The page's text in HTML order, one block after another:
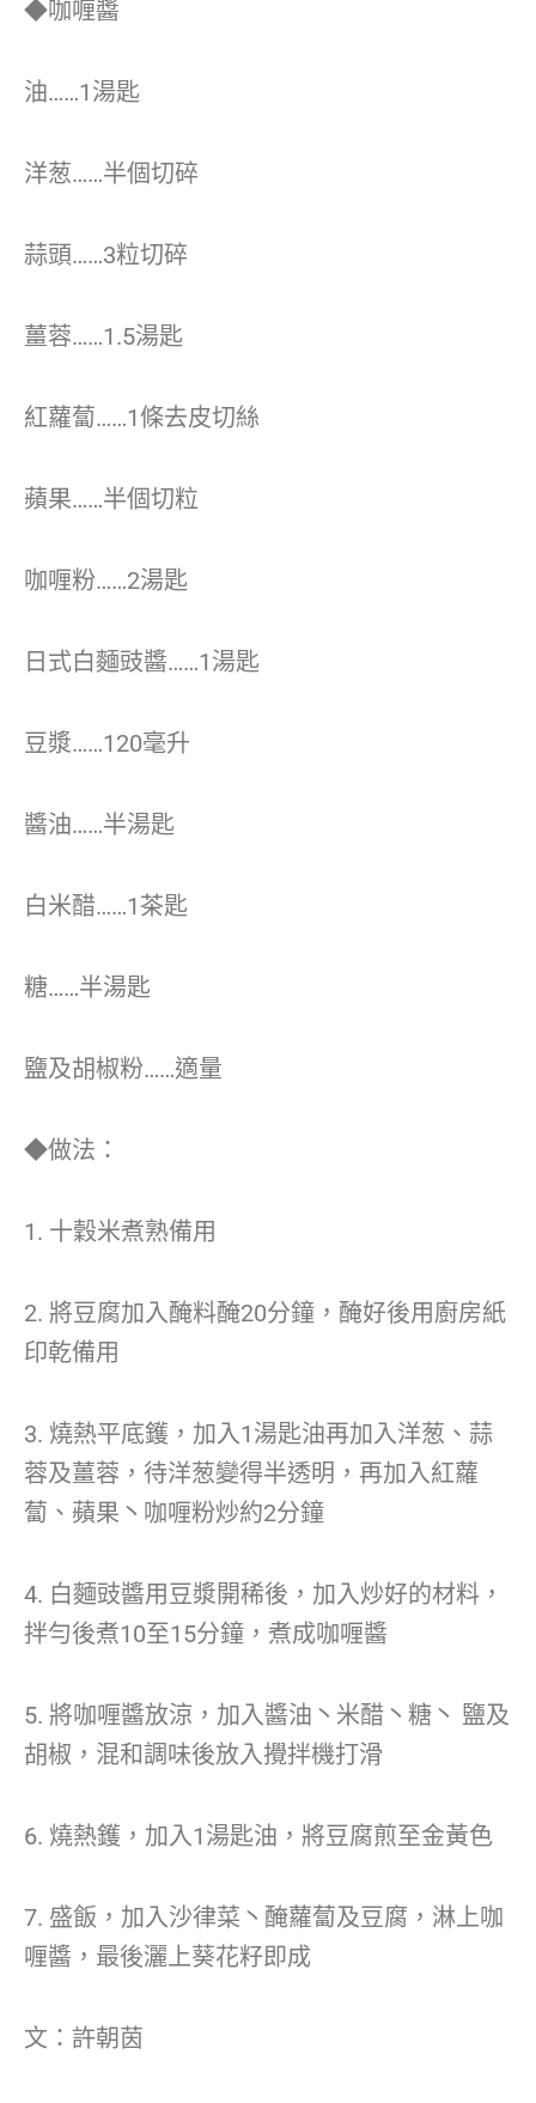
◆咖喱醬
油……1湯匙
洋葱……半個切碎
蒜頭……3粒切碎
薑蓉……1.5湯匙
紅蘿蔔……1條去皮切絲
蘋果……半個切粒
咖喱粉……2湯匙
日式白麵豉醬……1湯匙
豆漿……120毫升
醬油……半湯匙
白米醋……1茶匙
糖……半湯匙
鹽及胡椒粉……適量
◆做法：
1. 十穀米煮熟備用
2. 將豆腐加入醃料醃20分鐘，醃好後用廚房紙
印乾備用
3. 燒熱平底鑊，加入1湯匙油再加入洋葱、蒜
蓉及薑蓉，待洋葱變得半透明，再加入紅蘿
蔔、蘋果丶咖喱粉炒約2分鐘
4. 白麵豉醬用豆漿開稀後，加入炒好的材料，
拌勻後煮10至15分鐘，煮成咖喱醬
5. 將咖喱醬放涼，加入醬油丶米醋丶糖丶 鹽及
胡椒，混和調味後放入攪拌機打滑
6. 燒熱鑊，加入1湯匙油，將豆腐煎至金黃色
7. 盛飯，加入沙律菜丶醃蘿蔔及豆腐，淋上咖
喱醬，最後灑上葵花籽即成
文：許朝茵